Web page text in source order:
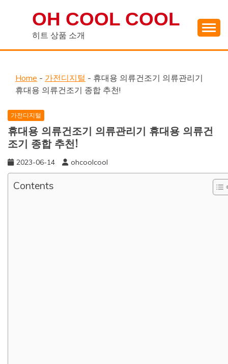
OH COOL COOL
히트 상품 소개
Home - 가전디지털 - 휴대용 의류건조기 의류관리기
휴대용 의류건조기 종합 추천!
가전디지털
휴대용 의류건조기 의류관리기 휴대용 의류건
조기 종합 추천!
2023-06-14 ohcoolcool
Contents